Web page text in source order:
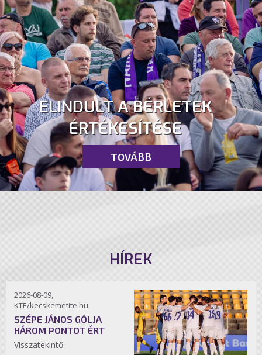
ELINDULT A BÉRLETEK
ÉRTÉKESÍTÉSE
TOVÁBB
HÍREK
2026-08-09,
KTE/kecskemetite.hu
SZÉPE JÁNOS GÓLJA
HÁROM PONTOT ÉRT
Visszatekintő.